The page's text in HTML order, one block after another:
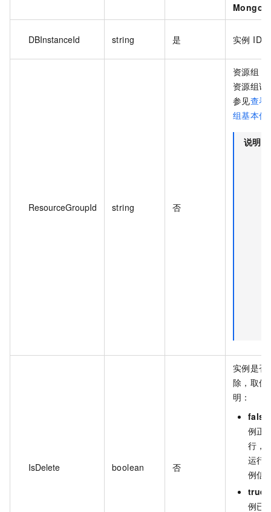
DBInstanceId string 是 实例 ID。
ResourceGroupId string 否
资源组
资源组详
参见查看
组基本信
说明
IsDelete boolean 否
实例是否
除，取值
明：
false
例正
行，
运行
例信
true
例已